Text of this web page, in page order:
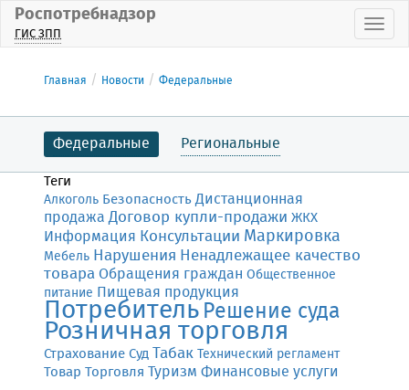
Роспотребнадзор
ГИС ЗПП
Главная Новости Федеральные
Федеральные Региональные
Теги
Алкоголь БезопасностьДистанционная
продажа Договор купли-продажи ЖКХ
Информация Консультации Маркировка
Мебель Нарушения Ненадлежащее качество
товара Обращения граждан Общественное
питание Пищевая продукция
ПотребительРешение суда
Розничная торговля
СтрахованиеСудТабакТехнический регламент
Товар Торговля Туризм Финансовые услуги